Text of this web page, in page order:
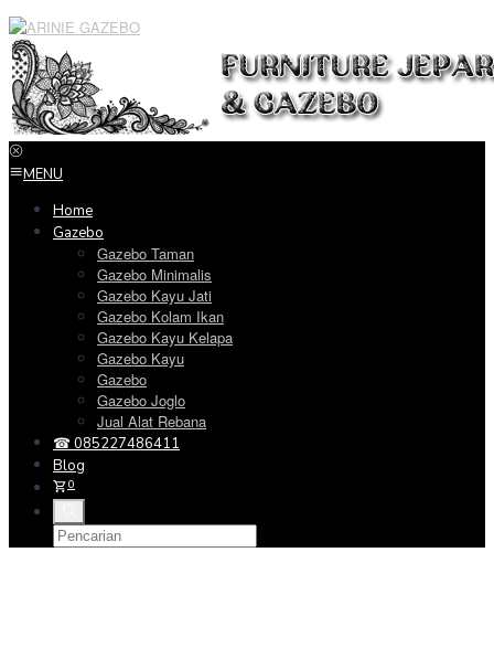
Loncat
ke
konten
MENU
Home
Gazebo
Gazebo Taman
Gazebo Minimalis
Gazebo Kayu Jati
Gazebo Kolam Ikan
Gazebo Kayu Kelapa
Gazebo Kayu
Gazebo
Gazebo Joglo
Jual Alat Rebana
☎ 085227486411
Blog
0